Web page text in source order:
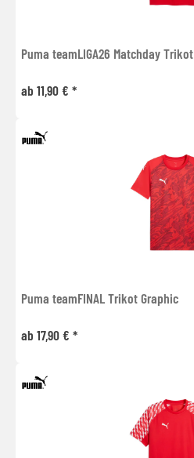
Puma teamLIGA26 Matchday Trikot
ab 11,90 € *
Puma teamFINAL Trikot Graphic
ab 17,90 € *